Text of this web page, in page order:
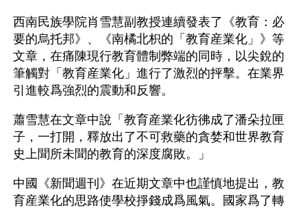
西南民族學院肖雪慧副教授連續發表了《教育：必
要的烏托邦》、《南橘北枳的「教育産業化」》等
文章，在痛陳現行教育體制弊端的同時，以尖銳的
筆觸對「教育産業化」進行了激烈的抨擊。在業界
引進較爲強烈的震動和反響。
蕭雪慧在文章中說「教育産業化彷彿成了潘朵拉匣
子，一打開，釋放出了不可救藥的貪婪和世界教育
史上聞所未聞的教育的深度腐敗。」
中國《新聞週刊》在近期文章中也謹慎地提出，教
育産業化的思路使學校掙錢成爲風氣。國家爲了轉